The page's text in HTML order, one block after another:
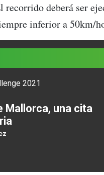
recorrido deberá ser
inferior a 50km/
Mallorca, una cita